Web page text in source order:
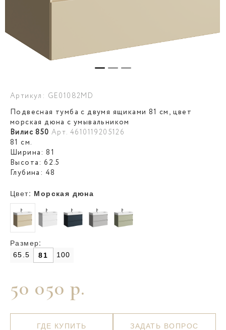
Артикул: GE01082MD
50 050 р.
Подвесная тумба с двумя ящиками 81 см, цвет
морская дюна с умывальником
Вилис 850 Арт. 4610119205126
81 см.
Ширина: 81
Высота: 62.5
Глубина: 48
Цвет: Морская дюна
Размер:
65.5 81 100
ГДЕ КУПИТЬ ЗАДАТЬ ВОПРОС